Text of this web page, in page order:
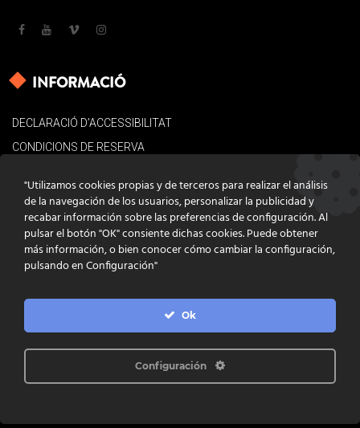
INFORMACIÓ
DECLARACIÓ D’ACCESSIBILITAT
CONDICIONS DE RESERVA
POLÍTICA DE COOKIES
CONTACTE
PROGRAMACIÓ INFOACTIVA'T
"Utilizamos cookies propias y de terceros para realizar el análisis
de la navegación de los usuarios, personalizar la publicidad y
recabar información sobre las preferencias de configuración. Al
pulsar el botón "OK" consiente dichas cookies. Puede obtener
más información, o bien conocer cómo cambiar la configuración,
pulsando en Configuración"
Ok
Configuración